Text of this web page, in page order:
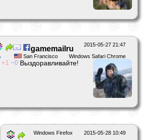
2015-05-27 21:47
Windows Safari Chrome
San Francisco
1 0
gamemailru
Выздоравливайте!
2015-05-28 10:49
Windows Firefox